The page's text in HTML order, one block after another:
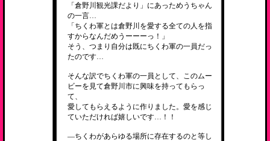
「倉野川観光課だより」にあっためうちゃん
の一言…
「ちくわ軍とは倉野川を愛する全ての人を指
すからなんだめうーーーっ！」
そう、つまり自分は既にちくわ軍の一員だっ
たのです…
そんな訳でちくわ軍の一員として、このムー
ビーを見て倉野川市に興味を持ってもらっ
て、
愛してもらえるように作りました。愛を感じ
ていただければ嬉しいです…！！
―ちくわがあらゆる場所に存在するのと等し